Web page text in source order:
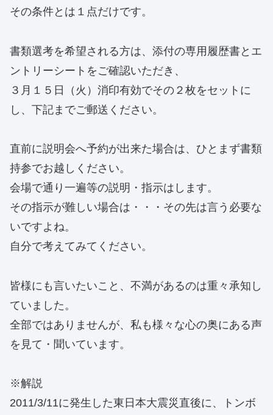
その条件とは１点だけです。
書類選考を希望される方は、添付の専用履歴書とエ
ントリーシートをご確認いただき、
３月１５日（火）消印有効でその２枚をセットに
し、下記までご郵送ください。
直前に説明会へ予約が出来た場合は、ひとまず書類
持参でお越しください。
会場で通り一遍等の説明・指示はします。
その指示が難しい場合は・・・その先は言う必要な
いですよね。
自分で考えてみてください。
皆様にも言いたいこと、不満があるのは重々承知し
ていました。
全部ではありませんが、私も様々な心の奥にある声
を見て・聞いています。
※解説
2011/3/11に発生した東日本大震災直後に、トンボ